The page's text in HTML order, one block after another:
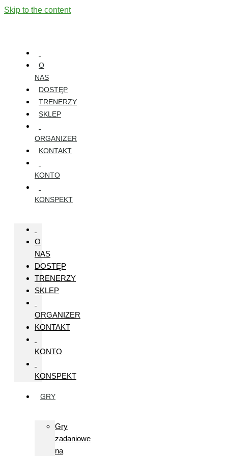
Skip to the content
O
NAS
DOSTĘP
TRENERZY
SKLEP
ORGANIZER
KONTAKT
KONTO
KONSPEKT
O
NAS
DOSTĘP
TRENERZY
SKLEP
ORGANIZER
KONTAKT
KONTO
KONSPEKT
GRY
Gry
zadaniowe
na